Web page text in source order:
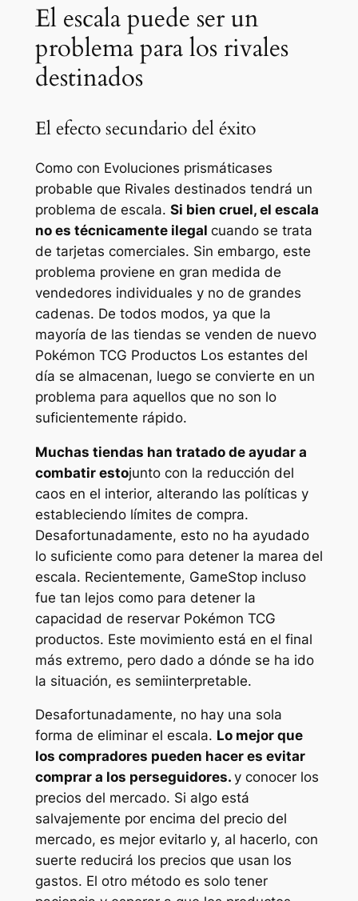
El escala puede ser un
problema para los rivales
destinados
El efecto secundario del éxito
Como con Evoluciones prismáticases
probable que Rivales destinados tendrá un
problema de escala. Si bien cruel, el escala
no es técnicamente ilegal cuando se trata
de tarjetas comerciales. Sin embargo, este
problema proviene en gran medida de
vendedores individuales y no de grandes
cadenas. De todos modos, ya que la
mayoría de las tiendas se venden de nuevo
Pokémon TCG Productos Los estantes del
día se almacenan, luego se convierte en un
problema para aquellos que no son lo
suficientemente rápido.
Muchas tiendas han tratado de ayudar a
combatir estojunto con la reducción del
caos en el interior, alterando las políticas y
estableciendo límites de compra.
Desafortunadamente, esto no ha ayudado
lo suficiente como para detener la marea del
escala. Recientemente, GameStop incluso
fue tan lejos como para detener la
capacidad de reservar Pokémon TCG
productos. Este movimiento está en el final
más extremo, pero dado a dónde se ha ido
la situación, es semiinterpretable.
Desafortunadamente, no hay una sola
forma de eliminar el escala. Lo mejor que
los compradores pueden hacer es evitar
comprar a los perseguidores. y conocer los
precios del mercado. Si algo está
salvajemente por encima del precio del
mercado, es mejor evitarlo y, al hacerlo, con
suerte reducirá los precios que usan los
gastos. El otro método es solo tener